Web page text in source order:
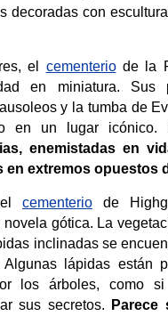
decoradas con
el cementeriode la
en miniatura. Sus
y la tumba de
en un lugar icónico.
enemistadas en
en extremos opuestos
cementerio de
gótica. La
inclinadas se
lápidas están
los árboles, como
sus secretos.
Parece